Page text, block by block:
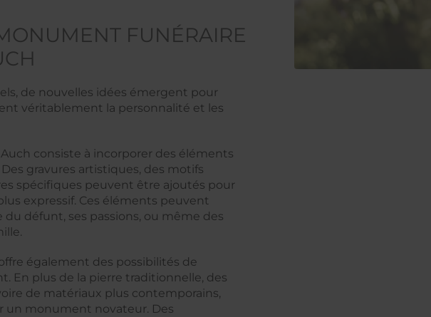
FUNÉRAIRE
de nouvelles idées émergent pour
véritablement la personnalité et les
consiste à incorporer des éléments
gravures artistiques, des motifs
spécifiques peuvent être ajoutés pour
expressif. Ces éléments peuvent
défunt, ses passions, ou même des
également des possibilités de
En plus de la pierre traditionnelle, des
de matériaux plus contemporains,
un monument novateur. Des